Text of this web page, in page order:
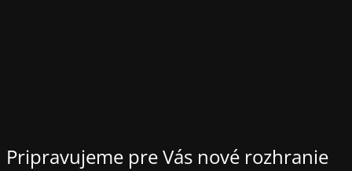
Pripravujeme pre Vás nové rozhranie